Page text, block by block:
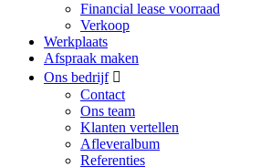
Financial lease voorraad
Verkoop
Werkplaats
Afspraak maken
Ons bedrijf
Contact
Ons team
Klanten vertellen
Afleveralbum
Referenties